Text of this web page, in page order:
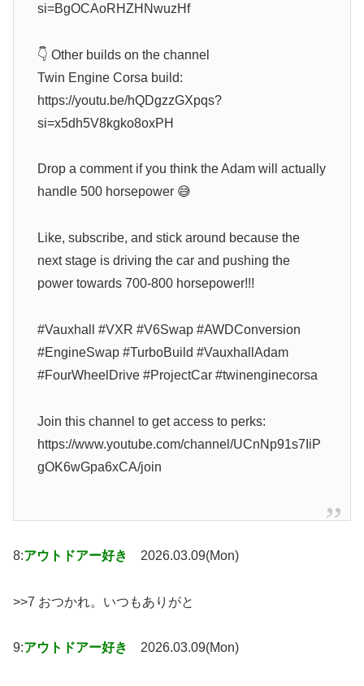
si=BgOCAoRHZHNwuzHf
👇 Other builds on the channel
Twin Engine Corsa build:
https://youtu.be/hQDgzzGXpqs?
si=x5dh5V8kgko8oxPH
Drop a comment if you think the Adam will actually
handle 500 horsepower 😅
Like, subscribe, and stick around because the
next stage is driving the car and pushing the
power towards 700-800 horsepower!!!
#Vauxhall #VXR #V6Swap #AWDConversion
#EngineSwap #TurboBuild #VauxhallAdam
#FourWheelDrive #ProjectCar #twinenginecorsa
Join this channel to get access to perks:
https://www.youtube.com/channel/UCnNp91s7IiP
gOK6wGpa6xCA/join
8:アウトドアー好き 2026.03.09(Mon)
>>7 おつかれ。いつもありがと
9:アウトドアー好き 2026.03.09(Mon)